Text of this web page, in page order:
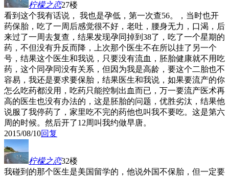
柠檬之恋27楼
看到这个我有话说， 我也是孕低，第一次查56。，当时也开
药保胎，吃了一周后感觉很不好，老吐，腰身无力，口渴，后
来过了一周去复查，结果发现孕同掉到38了，吃了一个星期的
药，不但没有升反而降，上次那个医生不在所以挂了另一个
号，结果这个医生和我说，只要没有流血，胚胎健康就不用吃
药，这个同孕同没有关系，但因为我是高龄，要这个二胎也不
容易，我还是要求要保胎，结果医生和我说，如果要流产的你
怎么吃药都没用，吃药只能控制出血而已，万一要流产医术再
高的医生也没有办法的，这是胚胎的问题，优胜劣汰，结果他
说服了我停药了，家里吃不完的药他也叫我不要吃。这是第六
周的时候。然后开了12周叫我约做早唐。
2015/08/10回复
柠檬之恋32楼
我碰到的那个医生是美国留学的，他说外国不保胎，但一定要